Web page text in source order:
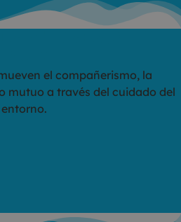
el compañerismo, la
mutuo a través del cuidado del
entorno.